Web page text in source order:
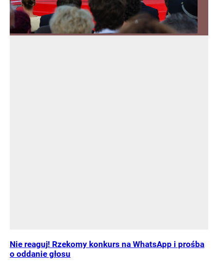
Nie reaguj! Rzekomy konkurs na WhatsApp i prośba
o oddanie głosu